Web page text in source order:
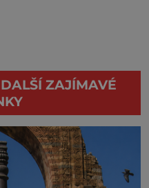
ZAJÍMAVÉ